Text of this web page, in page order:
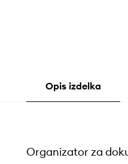
Opis izdelka
Organizator za